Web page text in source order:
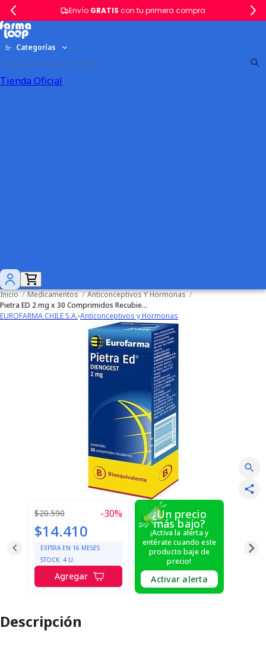
Envío GRATIS con tu primera compra
Categorías
Tienda Oficial
Inicio / Medicamentos / Anticonceptivos Y Hormonas /
Pietra ED 2 mg x 30 Comprimidos Recubiertos
EUROFARMA CHILE S.A. Anticonceptivos y Hormonas
$20.590 -30%
$14.410
EXPIRA EN 16 MESES
STOCK: 4 U.
Agregar
¿Un precio
más bajo?
¡Activa la alerta y
entérate cuando este
producto baje de
precio!
Activar alerta
Descripción